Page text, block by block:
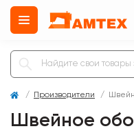
Производители
Швейное